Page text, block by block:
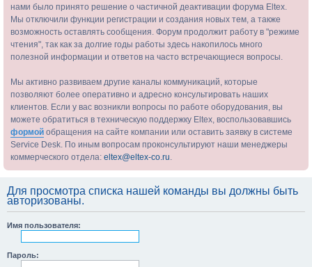
нами было принято решение о частичной деактивации форума Eltex.
Мы отключили функции регистрации и создания новых тем, а также
возможность оставлять сообщения. Форум продолжит работу в "режиме
чтения", так как за долгие годы работы здесь накопилось много
полезной информации и ответов на часто встречающиеся вопросы.
Мы активно развиваем другие каналы коммуникаций, которые
позволяют более оперативно и адресно консультировать наших
клиентов. Если у вас возникли вопросы по работе оборудования, вы
можете обратиться в техническую поддержку Eltex, воспользовавшись
формой обращения на сайте компании или оставить заявку в системе
Service Desk. По иным вопросам проконсультируют наши менеджеры
коммерческого отдела: eltex@eltex-co.ru.
Для просмотра списка нашей команды вы должны быть
авторизованы.
Имя пользователя:
Пароль: